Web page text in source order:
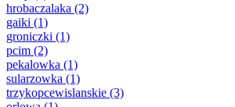
hrobaczalaka (2)
gaiki (1)
groniczki (1)
pcim (2)
pekalowka (1)
sularzowka (1)
trzykopcewislanskie (3)